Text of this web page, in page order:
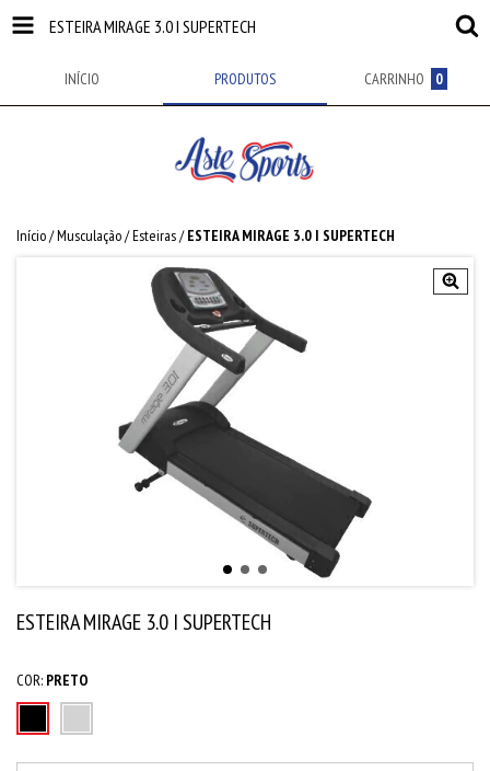
ESTEIRA MIRAGE 3.0 I SUPERTECH
INÍCIO PRODUTOS CARRINHO 0
Início/Musculação/Esteiras/ ESTEIRA MIRAGE 3.0 I SUPERTECH
ESTEIRA MIRAGE 3.0 I SUPERTECH
COR: PRETO